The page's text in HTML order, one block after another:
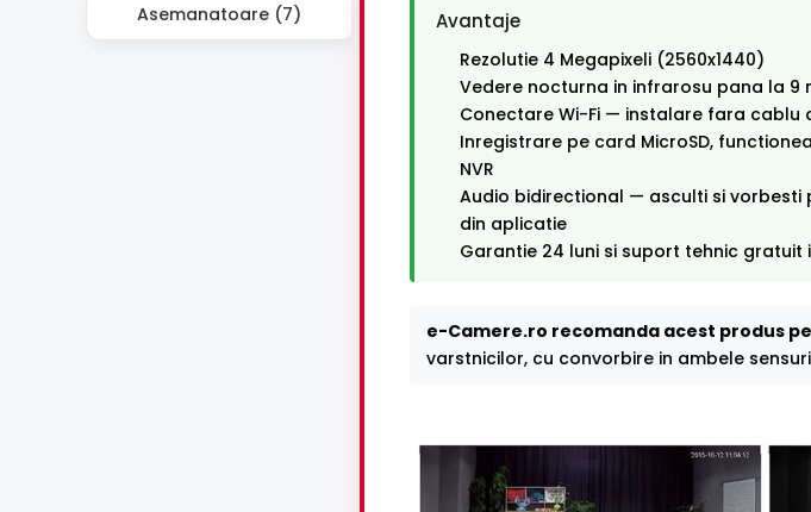
Asemanatoare (7) Avantaje
Rezolutie 4 Megapixeli (2560x1440)
Vedere nocturna in infrarosu pana la 9
Conectare Wi-Fi — instalare fara cablu
Inregistrare pe card MicroSD,
NVR
Audio bidirectional — asculti si vorbesti
din aplicatie
Garantie 24 luni si suport tehnic gratuit
e-Camere.ro recomanda acest produs
varstnicilor, cu convorbire in ambele